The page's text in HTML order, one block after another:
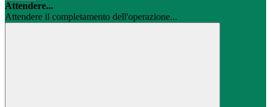
Attendere...
Attendere il completamento dell'operazione...